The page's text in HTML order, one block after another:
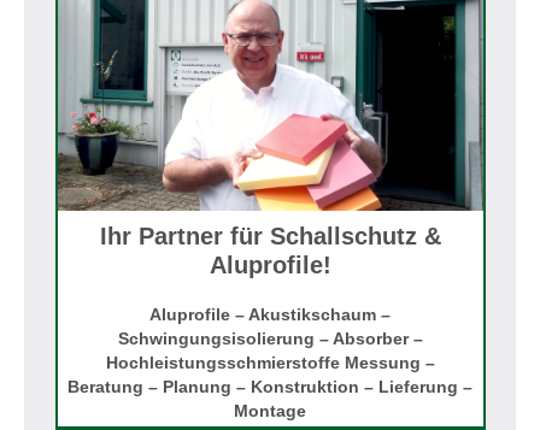
Ihr Partner für Schallschutz &
Aluprofile!
Aluprofile – Akustikschaum –
Schwingungsisolierung – Absorber –
Hochleistungsschmierstoffe Messung –
Beratung – Planung – Konstruktion – Lieferung –
Montage